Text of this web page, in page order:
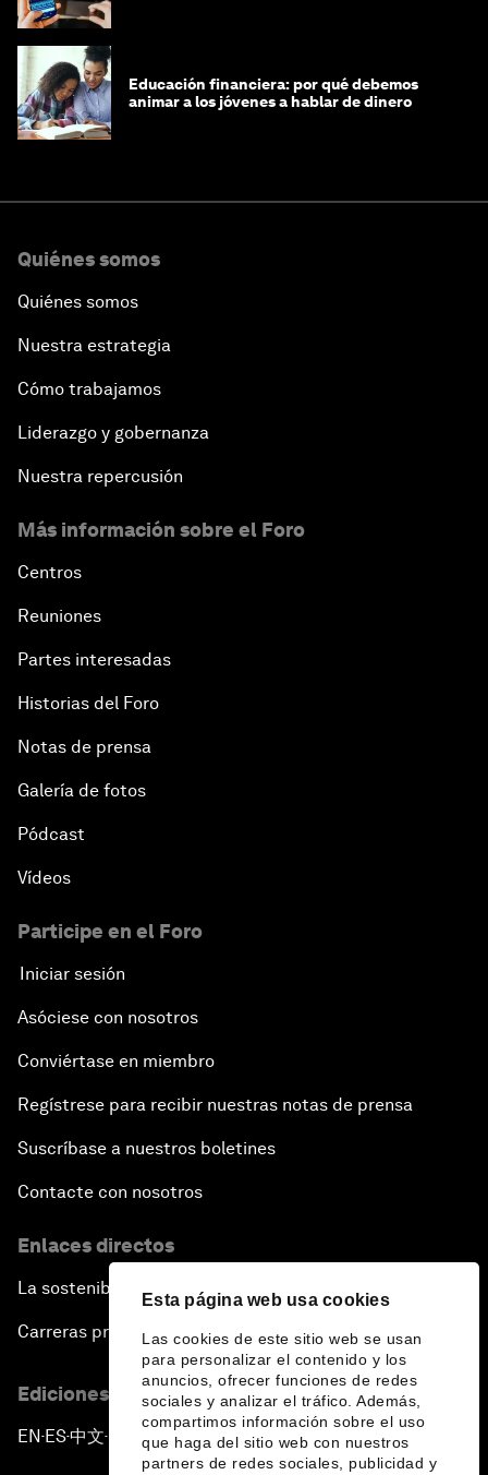
Esta página web usa cookies
Las cookies de este sitio web se usan
para personalizar el contenido y los
anuncios, ofrecer funciones de redes
sociales y analizar el tráfico. Además,
compartimos información sobre el uso
que haga del sitio web con nuestros
partners de redes sociales, publicidad y
Educación financiera: por qué debemos
animar a los jóvenes a hablar de dinero
Quiénes somos
Quiénes somos
Nuestra estrategia
Cómo trabajamos
Liderazgo y gobernanza
Nuestra repercusión
Más información sobre el Foro
Centros
Reuniones
Partes interesadas
Historias del Foro
Notas de prensa
Galería de fotos
Pódcast
Vídeos
Participe en el Foro
Iniciar sesión
Asóciese con nosotros
Conviértase en miembro
Regístrese para recibir nuestras notas de prensa
Suscríbase a nuestros boletines
Contacte con nosotros
Enlaces directos
La sostenibilidad en el Foro
Carreras profesionales
Ediciones en otros idiomas
EN ▪ES▪中文▪ 日本語